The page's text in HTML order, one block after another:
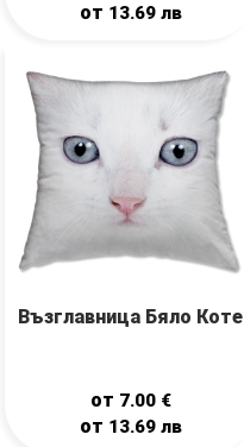
от 13.69 лв
Възглавница Бяло Коте
от 7.00 €
от 13.69 лв